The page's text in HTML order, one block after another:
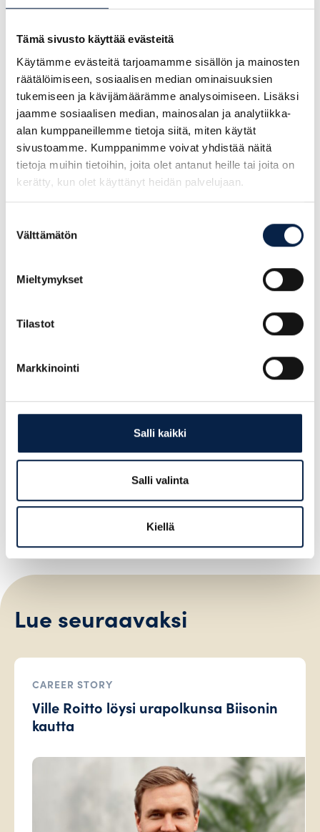
Tämä sivusto käyttää evästeitä
Käytämme evästeitä tarjoamamme sisällön ja mainosten
räätälöimiseen, sosiaalisen median ominaisuuksien
tukemiseen ja kävijämäärämme analysoimiseen. Lisäksi
jaamme sosiaalisen median, mainosalan ja analytiikka-
alan kumppaneillemme tietoja siitä, miten käytät
sivustoamme. Kumppanimme voivat yhdistää näitä
tietoja muihin tietoihin, joita olet antanut heille tai joita on
kerätty, kun olet käyttänyt heidän palvelujaan.
valinta
Välttämätön
Mieltymykset
Tilastot
Markkinointi
Salli kaikki
Salli valinta
Kiellä
uudenlaista uraa?
Katso avoimet työpaikkamme ja löydä uusi
suuntasi!
Avoimet työpaikat
050 463 8508
iida.tulonen@biisoni.fi
Lue seuraavaksi
CAREER STORY
Ville Roitto löysi urapolkunsa Biisonin
kautta